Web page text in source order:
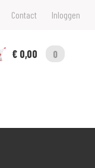
Contact Inloggen
€ 0,00
0